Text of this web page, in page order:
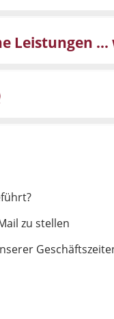
Leistungen ...
zu stellen